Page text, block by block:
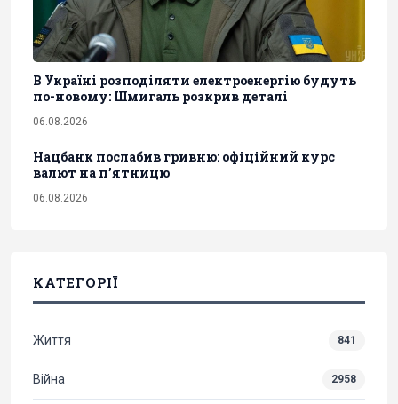
В Україні розподіляти електроенергію будуть
по-новому: Шмигаль розкрив деталі
06.08.2026
Нацбанк послабив гривню: офіційний курс
валют на п’ятницю
06.08.2026
КАТЕГОРІЇ
Життя 841
Війна 2958